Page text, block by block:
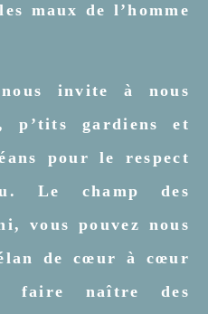
maux de l’homme
invite à nous
p’tits gardiens et
pour le respect
Le champ des
vous pouvez nous
de cœur à cœur
faire naître des